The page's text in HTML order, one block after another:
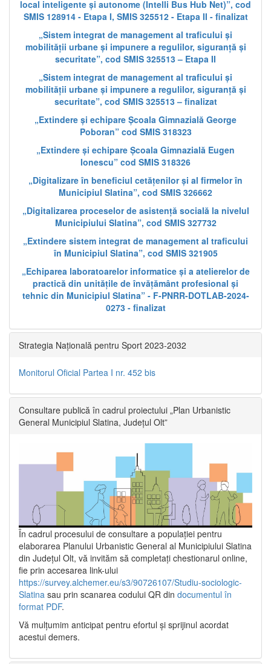
local inteligente și autonome (Intelli Bus Hub Net)”, cod
SMIS 128914 - Etapa I, SMIS 325512 - Etapa II - finalizat
„Sistem integrat de management al traficului și
mobilității urbane și impunere a regulilor, siguranță și
securitate”, cod SMIS 325513 – Etapa II
„Sistem integrat de management al traficului și
mobilității urbane și impunere a regulilor, siguranță și
securitate”, cod SMIS 325513 – finalizat
„Extindere și echipare Școala Gimnazială George
Poboran” cod SMIS 318323
„Extindere și echipare Școala Gimnazială Eugen
Ionescu” cod SMIS 318326
„Digitalizare în beneficiul cetățenilor și al firmelor în
Municipiul Slatina”, cod SMIS 326662
„Digitalizarea proceselor de asistență socială la nivelul
Municipiului Slatina”, cod SMIS 327732
„Extindere sistem integrat de management al traficului
în Municipiul Slatina”, cod SMIS 321905
„Echiparea laboratoarelor informatice și a atelierelor de
practică din unitățile de învățământ profesional și
tehnic din Municipiul Slatina” - F-PNRR-DOTLAB-2024-
0273 - finalizat
Strategia Națională pentru Sport 2023-2032
Monitorul Oficial Partea I nr. 452 bis
Consultare publică în cadrul proiectului „Plan Urbanistic
General Municipiul Slatina, Județul Olt”
În cadrul procesului de consultare a populaţiei pentru
elaborarea Planului Urbanistic General al Municipiului Slatina
din Județul Olt, vă invităm să completați chestionarul online,
fie prin accesarea link-ului
https://survey.alchemer.eu/s3/90726107/Studiu-sociologic-
Slatina sau prin scanarea codului QR din documentul în
format PDF.
Vă mulţumim anticipat pentru efortul şi sprijinul acordat
acestui demers.